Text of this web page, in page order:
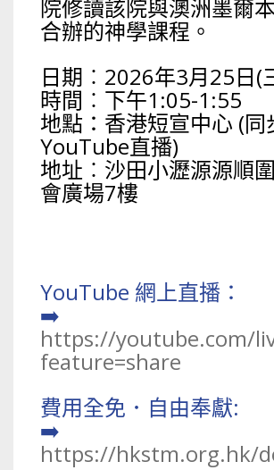
院修讀該院與澳洲墨爾
合辦的神學課程。
日期︰2026年3月25日(
時間︰下午1:05-1:55
地點：香港短宣中心 (同
YouTube直播)
地址︰沙田小瀝源源順
會廣場7樓
YouTube 網上直播：
➡️
https://youtube.com/
feature=share
費用全免．自由奉獻:
➡️
https://hkstm.org.hk/